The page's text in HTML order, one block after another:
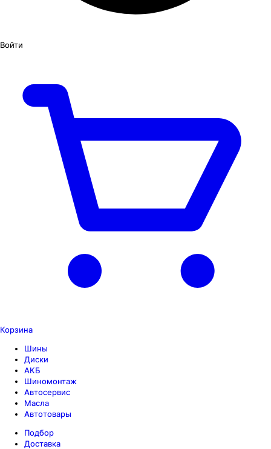
Войти
Корзина
Шины
Диски
АКБ
Шиномонтаж
Автосервис
Масла
Автотовары
Подбор
Доставка